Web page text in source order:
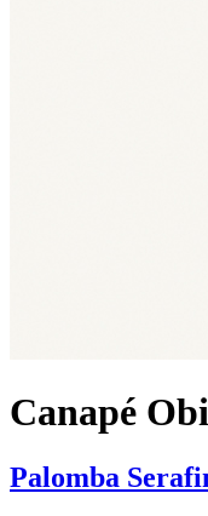
Canapé Obi
Palomba